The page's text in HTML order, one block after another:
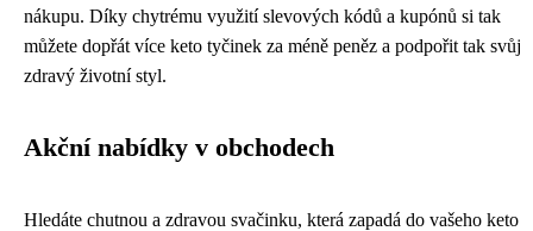
nákupu. Díky chytrému využití slevových kódů a kupónů si tak
můžete dopřát více keto tyčinek za méně peněz a podpořit tak svůj
zdravý životní styl.
Akční nabídky v obchodech
Hledáte chutnou a zdravou svačinku, která zapadá do vašeho keto